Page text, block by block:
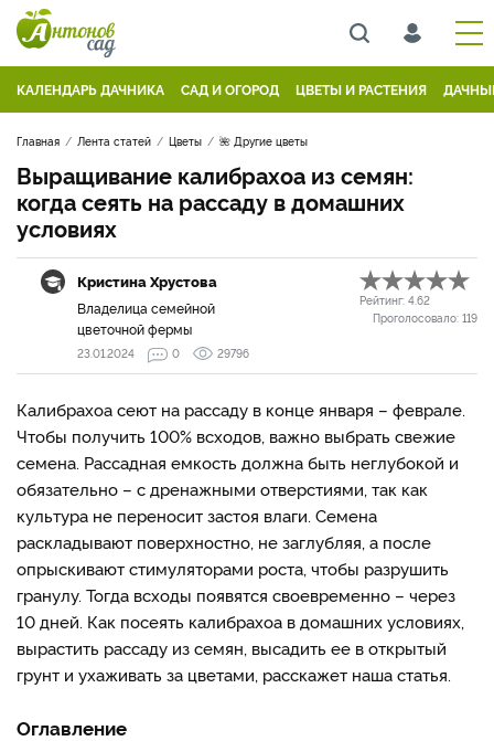
КАЛЕНДАРЬ ДАЧНИКА САД И ОГОРОД ЦВЕТЫ И РАСТЕНИЯ
Главная Лента статей Цветы 🌺 Другие цветы
Выращивание калибрахоа из семян:
когда сеять на рассаду в домашних
условиях
Кристина Хрустова
Владелица семейной
цветочной фермы
Рейтинг: 4.62
Проголосовало: 119
23.01.2024 0 29796
Калибрахоа сеют на рассаду в конце января – феврале.
Чтобы получить 100% всходов, важно выбрать свежие
семена. Рассадная емкость должна быть неглубокой и
обязательно – с дренажными отверстиями, так как
культура не переносит застоя влаги. Семена
раскладывают поверхностно, не заглубляя, а после
опрыскивают стимуляторами роста, чтобы разрушить
гранулу. Тогда всходы появятся своевременно – через
10 дней. Как посеять калибрахоа в домашних условиях,
вырастить рассаду из семян, высадить ее в открытый
грунт и ухаживать за цветами, расскажет наша статья.
Оглавление